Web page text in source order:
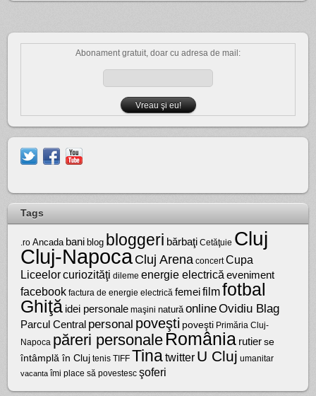
Abonament gratuit, doar cu adresa de mail:
Tags
.ro Ancada bani blog bloggeri bărbaţi Cetăţuie Cluj
Cluj-NapocaCluj Arena concert Cupa
Liceelorcuriozităţi dileme energie electrică eveniment
facebook factura de energie electrică femei filmfotbal
Ghiţă idei personale maşini natură onlineOvidiu Blag
Parcul Central personal poveşti poveşti Primăria Cluj-
Napoca păreri personale România rutier se
întâmplă în Cluj tenis TIFF Tinatwitter U Cluj umanitar
vacanta îmi place să povestesc şoferi